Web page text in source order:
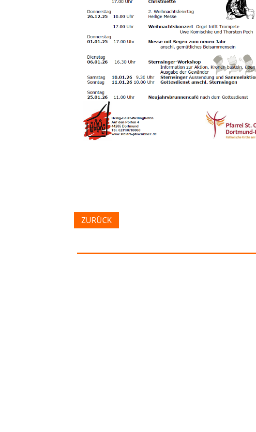
ZURÜCK